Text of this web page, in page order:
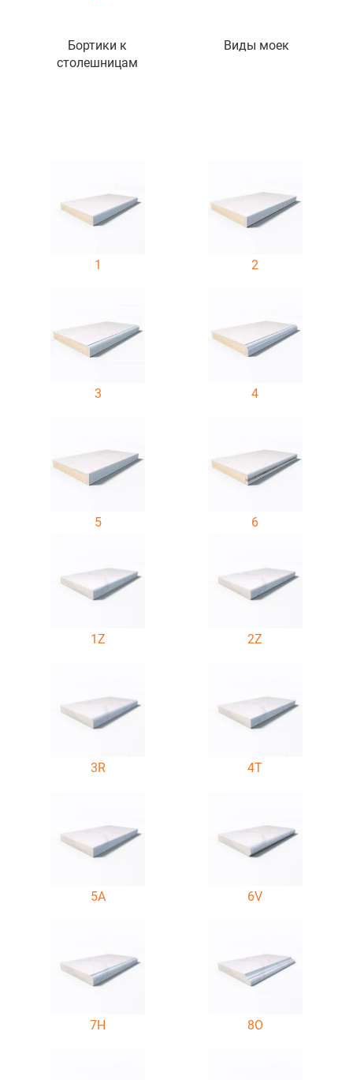
Бортики к
столешницам
Виды моек
1 2
3 4
5 6
1Z 2Z
3R 4T
5A 6V
7H 8O